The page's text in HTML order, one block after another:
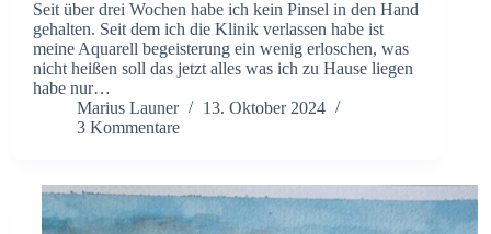
Seit über drei Wochen habe ich kein Pinsel in den Hand
gehalten. Seit dem ich die Klinik verlassen habe ist
meine Aquarell begeisterung ein wenig erloschen, was
nicht heißen soll das jetzt alles was ich zu Hause liegen
habe nur…
Marius Launer
13. Oktober 2024
3 Kommentare